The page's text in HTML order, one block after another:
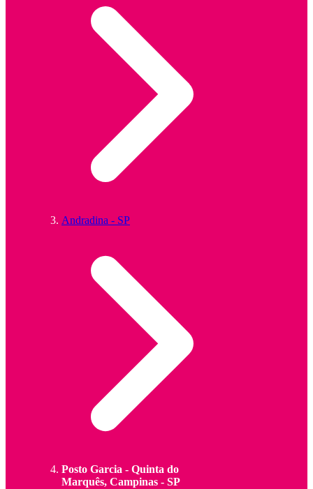
Andradina - SP
Posto Garcia - Quinta do
Marquês, Campinas - SP